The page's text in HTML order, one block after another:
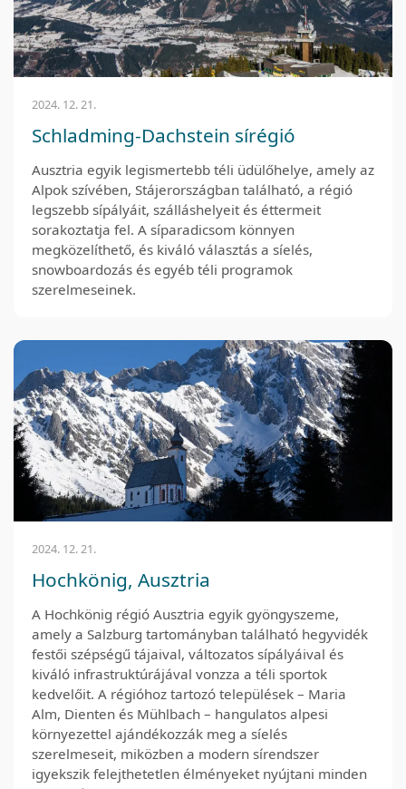
2024. 12. 21.
Schladming-Dachstein sírégió
Ausztria egyik legismertebb téli üdülőhelye, amely az
Alpok szívében, Stájerországban található, a régió
legszebb sípályáit, szálláshelyeit és éttermeit
sorakoztatja fel. A síparadicsom könnyen
megközelíthető, és kiváló választás a síelés,
snowboardozás és egyéb téli programok
szerelmeseinek.
2024. 12. 21.
Hochkönig, Ausztria
A Hochkönig régió Ausztria egyik gyöngyszeme,
amely a Salzburg tartományban található hegyvidék
festői szépségű tájaival, változatos sípályáival és
kiváló infrastruktúrájával vonzza a téli sportok
kedvelőit. A régióhoz tartozó települések – Maria
Alm, Dienten és Mühlbach – hangulatos alpesi
környezettel ajándékozzák meg a síelés
szerelmeseit, miközben a modern sírendszer
igyekszik felejthetetlen élményeket nyújtani minden